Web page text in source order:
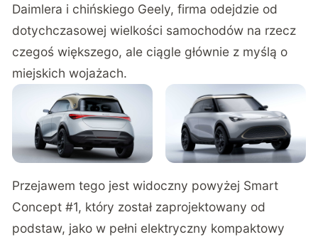
Daimlera i chińskiego Geely, firma odejdzie od
dotychczasowej wielkości samochodów na rzecz
czegoś większego, ale ciągle głównie z myślą o
miejskich wojażach.
Przejawem tego jest widoczny powyżej Smart
Concept #1, który został zaprojektowany od
podstaw, jako w pełni elektryczny kompaktowy